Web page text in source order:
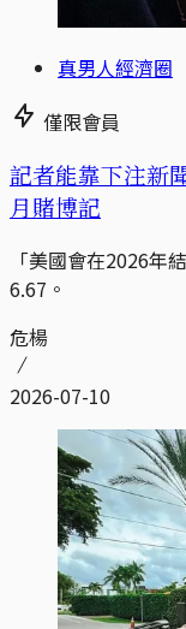
真男人經濟圈
僅限會員
記者能靠下注新
月賭博記
「美國會在2026年
6.67。
危楊
2026-07-10